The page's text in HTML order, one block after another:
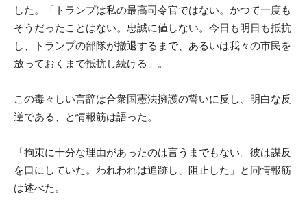
した。「トランプは私の最高司令官ではない。かつて一度も
そうだったことはない。忠誠に値しない。今日も明日も抵抗
し、トランプの部隊が撤退するまで、あるいは我々の市民を
放っておくまで抵抗し続ける」。
この毒々しい言辞は合衆国憲法擁護の誓いに反し、明白な反
逆である、と情報筋は語った。
「拘束に十分な理由があったのは言うまでもない。彼は謀反
を口にしていた。われわれは追跡し、阻止した」と同情報筋
は述べた。